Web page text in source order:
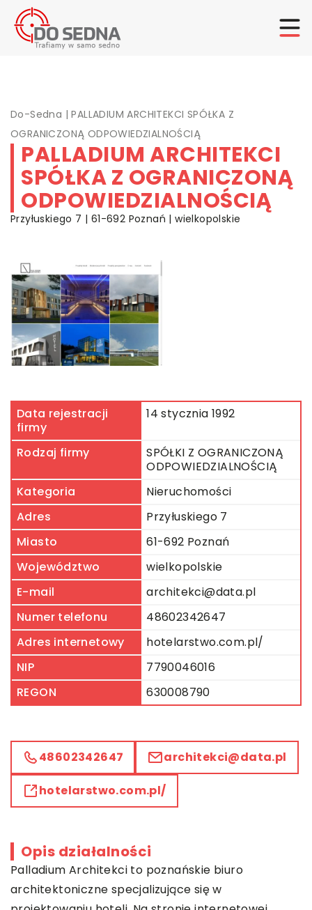
Do-Sedna |PALLADIUM ARCHITEKCI SPÓŁKA Z
OGRANICZONĄ ODPOWIEDZIALNOŚCIĄ
PALLADIUM ARCHITEKCI
SPÓŁKA Z OGRANICZONĄ
ODPOWIEDZIALNOŚCIĄ
Przyłuskiego 7 | 61-692 Poznań | wielkopolskie
Data rejestracji
firmy
14 stycznia 1992
Rodzaj firmy
SPÓŁKI Z OGRANICZONĄ
ODPOWIEDZIALNOŚCIĄ
Kategoria
Nieruchomości
Adres
Przyłuskiego 7
Miasto
61-692 Poznań
Województwo
wielkopolskie
E-mail
architekci@data.pl
Numer telefonu
48602342647
Adres internetowy
hotelarstwo.com.pl/
NIP
7790046016
REGON
630008790
48602342647 architekci@data.pl
hotelarstwo.com.pl/
Opis działalności
Palladium Architekci to poznańskie biuro
architektoniczne specjalizujące się w